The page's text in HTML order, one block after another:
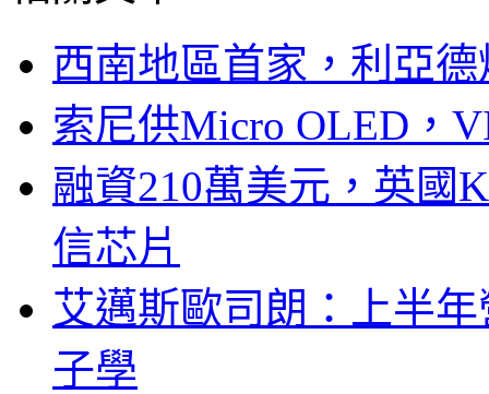
西南地區首家，利亞
索尼供Micro OLED，
融資210萬美元，英國
信芯片
艾邁斯歐司朗：上半
子學